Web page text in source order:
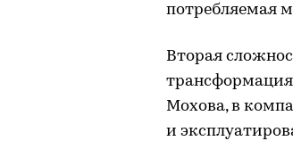
потребляемая
Вторая
трансформация
Мохова, в
и